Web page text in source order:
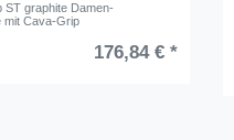
ST graphite Damen-
mit Cava-Grip
176,84 € *